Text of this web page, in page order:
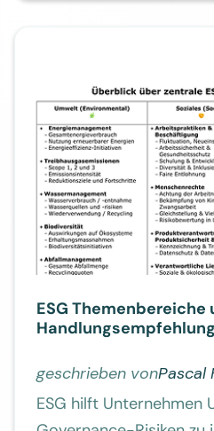
ESG Themenbereiche
geschrieben vonPascal
ESG hilft Unternehmen